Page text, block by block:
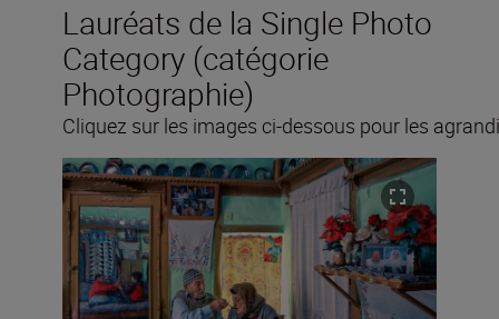
Lauréats de la Single Photo
Category (catégorie
Photographie)
Cliquez sur les images ci-dessous pour les